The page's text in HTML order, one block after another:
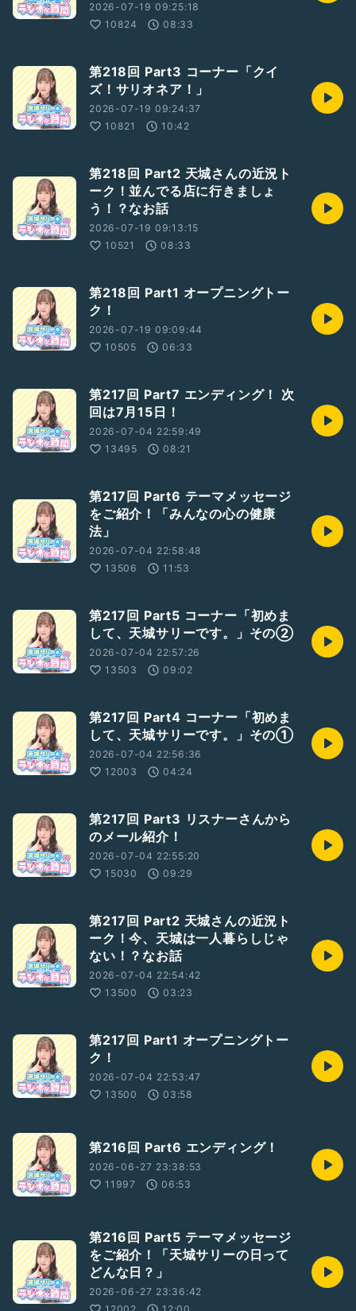
2026-07-19 09:25:18
10824
08:33
第218回 Part3 コーナー「クイ
ズ！サリオネア！」
2026-07-19 09:24:37
10821
10:42
第218回 Part2 天城さんの近況ト
ーク！並んでる店に行きましょ
う！？なお話
2026-07-19 09:13:15
10521
08:33
第218回 Part1 オープニングトー
ク！
2026-07-19 09:09:44
10505
06:33
第217回 Part7 エンディング！ 次
回は7月15日！
2026-07-04 22:59:49
13495
08:21
第217回 Part6 テーマメッセージ
をご紹介！「みんなの心の健康
法」
2026-07-04 22:58:48
13506
11:53
第217回 Part5 コーナー「初めま
して、天城サリーです。」その②
2026-07-04 22:57:26
13503
09:02
第217回 Part4 コーナー「初めま
して、天城サリーです。」その①
2026-07-04 22:56:36
12003
04:24
第217回 Part3 リスナーさんから
のメール紹介！
2026-07-04 22:55:20
15030
09:29
第217回 Part2 天城さんの近況ト
ーク！今、天城は一人暮らしじゃ
ない！？なお話
2026-07-04 22:54:42
13500
03:23
第217回 Part1 オープニングトー
ク！
2026-07-04 22:53:47
13500
03:58
第216回 Part6 エンディング！
2026-06-27 23:38:53
11997
06:53
第216回 Part5 テーマメッセージ
をご紹介！「天城サリーの日って
どんな日？」
2026-06-27 23:36:42